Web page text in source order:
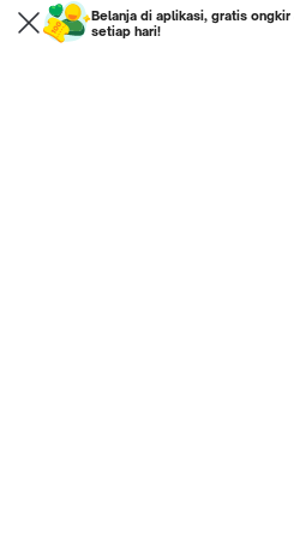
Belanja di aplikasi, gratis
setiap hari!